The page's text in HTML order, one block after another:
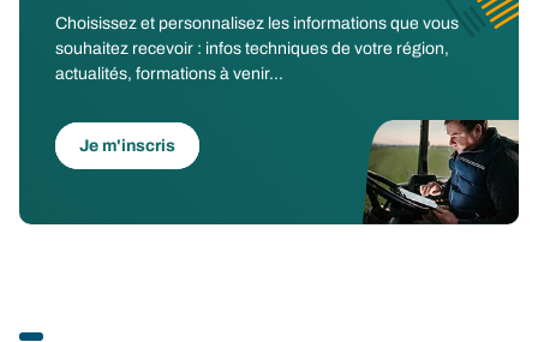
Choisissez et personnalisez les informations que vous
souhaitez recevoir : infos techniques de votre région,
actualités, formations à venir...
Je m'inscris